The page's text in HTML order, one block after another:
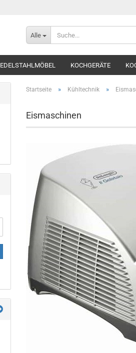
Alle
EDELSTAHLMÖBEL KOCHGERÄTE
Startseite » Kühltechnik »
Eismaschinen